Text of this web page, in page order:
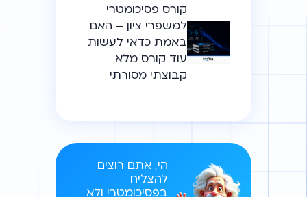
קורס פסיכומטרי
למשפרי ציון – האם
באמת כדאי לעשות
עוד קורס מלא
קבוצתי מסורתי
הי, אתם רוצים
להצליח
בפסיכומטרי ולא